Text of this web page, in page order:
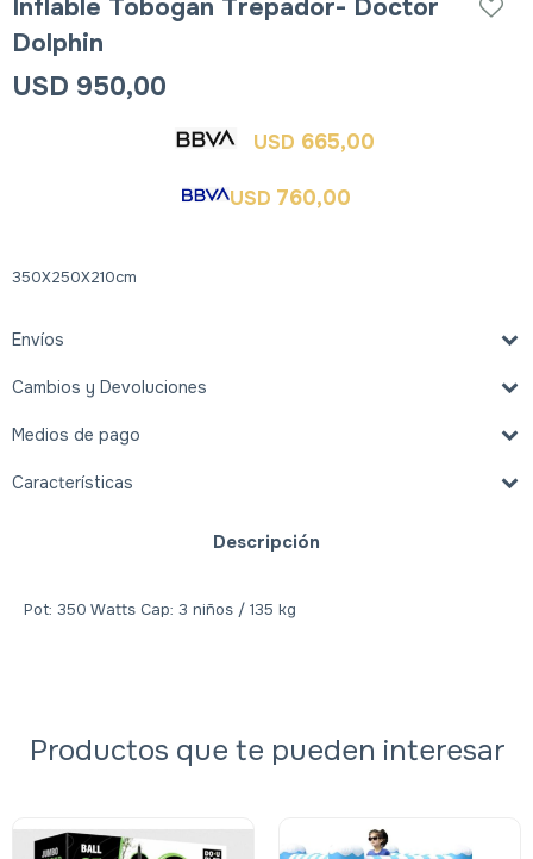
Inflable Tobogan Trepador- Doctor
Dolphin
USD 950,00
USD 665,00
USD 760,00
350X250X210cm
Envíos
Cambios y Devoluciones
Medios de pago
Características
Descripción
Pot: 350 Watts Cap: 3 niños / 135 kg
Productos que te pueden interesar